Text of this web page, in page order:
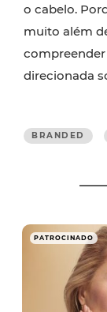
o cabelo.
muito além
direcionada
BRANDED
PATROCINADO